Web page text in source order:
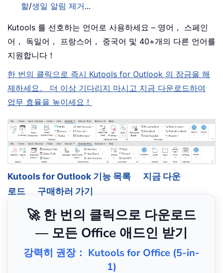
할/생일 알림 제거...
Kutools 를 선호하는 언어로 사용하세요 – 영어， 스페인
어， 독일어， 프랑스어， 중국어 및 40+개의 다른 언어를
지원합니다！
한 번의 클릭으로 즉시 Kutools for Outlook 의 잠금을 해
제하세요。 더 이상 기다리지 마시고 지금 다운로드하여
업무 효율을 높이세요！
Kutools for Outlook 기능 목록
지금 다운
로드
구매하러 가기
🚀 한 번의 클릭으로 다운로드
— 모든 Office 애드인 받기
강력히 권장： Kutools for Office (5-in-
1)